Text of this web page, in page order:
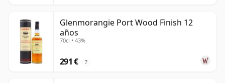
Glenmorangie Port Wood Finish 12
años
70cl • 43%
291 € ?